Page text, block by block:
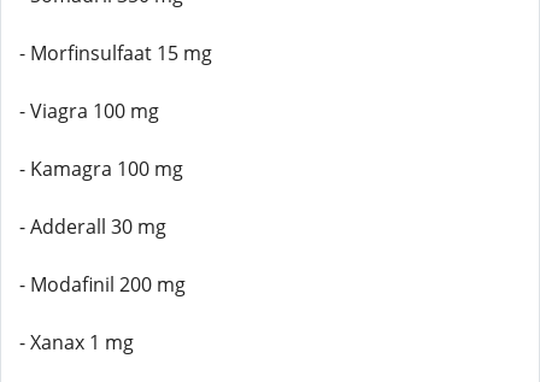
- Morfinsulfaat 15 mg
- Viagra 100 mg
- Kamagra 100 mg
- Adderall 30 mg
- Modafinil 200 mg
- Xanax 1 mg